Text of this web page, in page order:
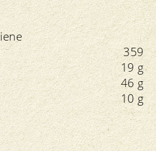
359
19 g
46 g
10 g